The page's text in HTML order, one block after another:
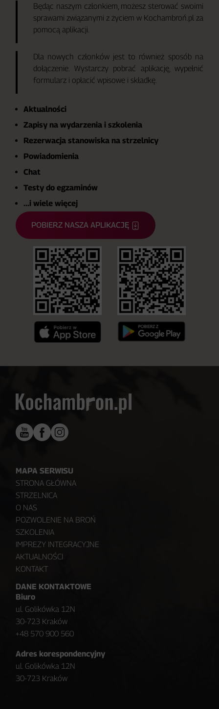
Będąc naszym członkiem, możesz sterować swoimi
sprawami związanymi z życiem w Kochambroń.pl za
pomocą aplikacji.
Dla nowych członków jest to również sposób na
dołączenie. Wystarczy pobrać aplikację, wypełnić
formularz i opłacić wpisowe i składkę.
Aktualności
Zapisy na wydarzenia i szkolenia
Rezerwacja stanowiska na strzelnicy
Powiadomienia
Chat
Testy do egzaminów
...i wiele więcej
POBIERZ NASZA APLIKACJĘ
MAPA SERWISU
STRONA GŁÓWNA
STRZELNICA
O NAS
POZWOLENIE NA BROŃ
SZKOLENIA
IMPREZY INTEGRACYJNE
AKTUALNOŚCI
KONTAKT
DANE KONTAKTOWE
Biuro
ul. Golikówka 12N
30-723 Kraków
+48 570 900 560
Adres korespondencyjny
ul. Golikówka 12N
30-723 Kraków